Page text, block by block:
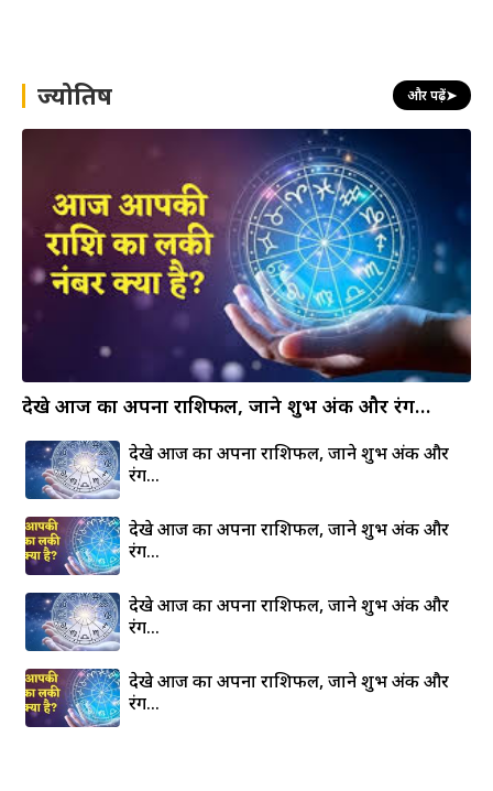
h ज्योतिष और पढ़ें➤
देखे आज का अपना राशिफल, जाने शुभ अंक और रंग…
देखे आज का अपना राशिफल, जाने शुभ अंक और
रंग…
देखे आज का अपना राशिफल, जाने शुभ अंक और
रंग…
देखे आज का अपना राशिफल, जाने शुभ अंक और
रंग…
देखे आज का अपना राशिफल, जाने शुभ अंक और
रंग…